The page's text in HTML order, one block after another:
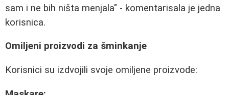
sam i ne bih ništa menjala" - komentarisala je jedna
korisnica.
Omiljeni proizvodi za šminkanje
Korisnici su izdvojili svoje omiljene proizvode: